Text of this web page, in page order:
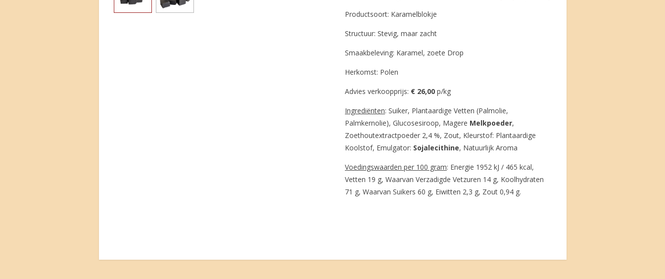
Productsoort: Karamelblokje
Structuur: Stevig, maar zacht
Smaakbeleving: Karamel, zoete Drop
Herkomst: Polen
Advies verkoopprijs: € 26,00 p/kg
Ingrediënten: Suiker, Plantaardige Vetten (Palmolie,
Palmkernolie), Glucosesiroop, Magere Melkpoeder,
Zoethoutextractpoeder 2,4 %, Zout, Kleurstof: Plantaardige
Koolstof, Emulgator: Sojalecithine, Natuurlijk Aroma
Voedingswaarden per 100 gram: Energie 1952 kJ / 465 kcal,
Vetten 19 g, Waarvan Verzadigde Vetzuren 14 g, Koolhydraten
71 g, Waarvan Suikers 60 g, Eiwitten 2,3 g, Zout 0,94 g.